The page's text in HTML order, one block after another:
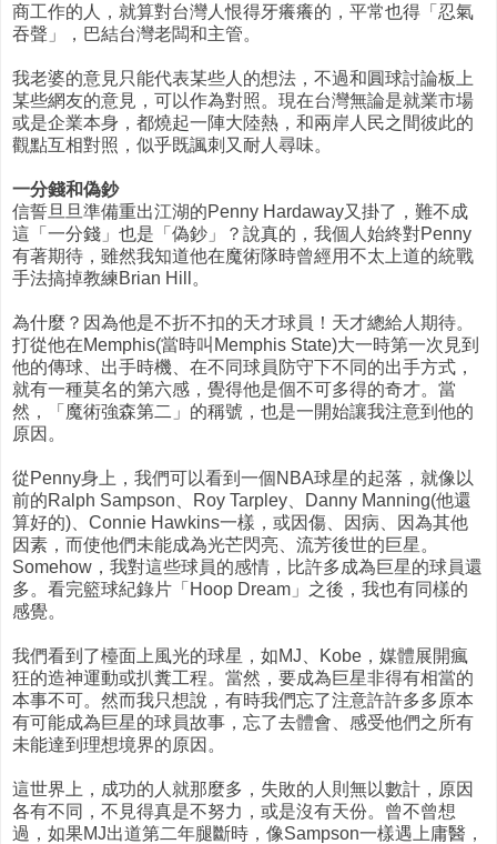
商工作的人，就算對台灣人恨得牙癢癢的，平常也得「忍氣
吞聲」，巴結台灣老闆和主管。
我老婆的意見只能代表某些人的想法，不過和圓球討論板上
某些網友的意見，可以作為對照。現在台灣無論是就業市場
或是企業本身，都燒起一陣大陸熱，和兩岸人民之間彼此的
觀點互相對照，似乎既諷刺又耐人尋味。
一分錢和偽鈔
信誓旦旦準備重出江湖的Penny Hardaway又掛了，難不成
這「一分錢」也是「偽鈔」？說真的，我個人始終對Penny
有著期待，雖然我知道他在魔術隊時曾經用不太上道的統戰
手法搞掉教練Brian Hill。
為什麼？因為他是不折不扣的天才球員！天才總給人期待。
打從他在Memphis(當時叫Memphis State)大一時第一次見到
他的傳球、出手時機、在不同球員防守下不同的出手方式，
就有一種莫名的第六感，覺得他是個不可多得的奇才。當
然，「魔術強森第二」的稱號，也是一開始讓我注意到他的
原因。
從Penny身上，我們可以看到一個NBA球星的起落，就像以
前的Ralph Sampson、Roy Tarpley、Danny Manning(他還
算好的)、Connie Hawkins一樣，或因傷、因病、因為其他
因素，而使他們未能成為光芒閃亮、流芳後世的巨星。
Somehow，我對這些球員的感情，比許多成為巨星的球員還
多。看完籃球紀錄片「Hoop Dream」之後，我也有同樣的
感覺。
我們看到了檯面上風光的球星，如MJ、Kobe，媒體展開瘋
狂的造神運動或扒糞工程。當然，要成為巨星非得有相當的
本事不可。然而我只想說，有時我們忘了注意許許多多原本
有可能成為巨星的球員故事，忘了去體會、感受他們之所有
未能達到理想境界的原因。
這世界上，成功的人就那麼多，失敗的人則無以數計，原因
各有不同，不見得真是不努力，或是沒有天份。曾不曾想
過，如果MJ出道第二年腿斷時，像Sampson一樣遇上庸醫，